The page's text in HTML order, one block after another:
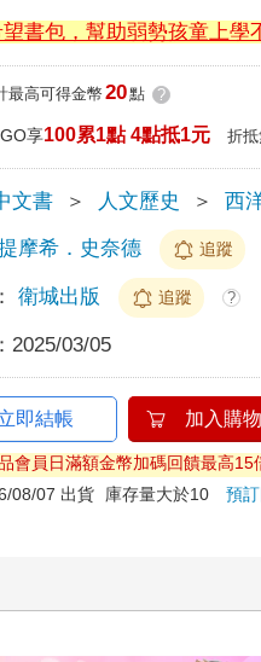
書包，幫助弱勢孩童上學
最高可得金幣 20點 ?
享100累1點 4點抵1元 折
文書 ＞ 人文歷史 ＞ 西
摩希．史奈德 追蹤
衛城出版 追蹤 ?
2025/03/05
即結帳 加入購
會員日滿額金幣加碼回饋最高15
08/07 出貨
庫存量大於10預